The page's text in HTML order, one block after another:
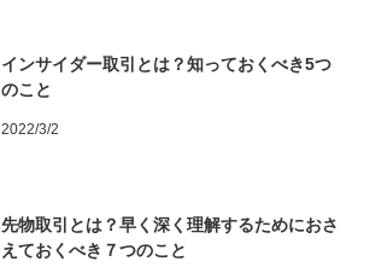
インサイダー取引とは？知っておくべき5つ
のこと
2022/3/2
先物取引とは？早く深く理解するためにおさ
えておくべき７つのこと